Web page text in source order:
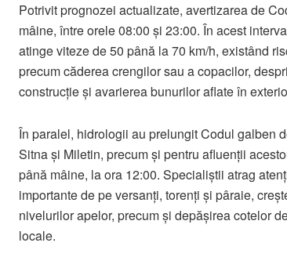
Potrivit prognozei actualizate, avertizarea de
mâine, între orele 08:00 și 23:00. În acest
atinge viteze de 50 până la 70 km/h, existând
precum căderea crengilor sau a copacilor,
construcție și avarierea bunurilor aflate în
În paralel, hidrologii au prelungit Codul galben
Sitna și Miletin, precum și pentru afluenții
până mâine, la ora 12:00. Specialiștii atrag
importante de pe versanți, torenți și pâraie,
nivelurilor apelor, precum și depășirea cotelor
locale.